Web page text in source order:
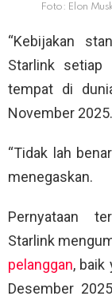
Foto: Elon
“Kebijakan
Starlink
tempat di
November 2025.
“Tidak lah
menegaskan.
Pernyataan
Starlink
pelanggan, baik
Desember